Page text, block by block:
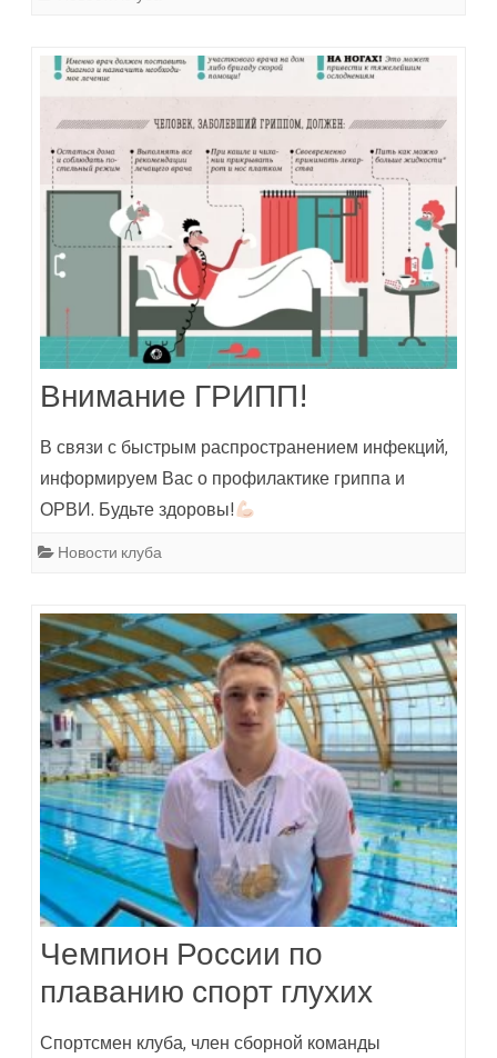
Внимание ГРИПП!
В связи с быстрым распространением инфекций,
информируем Вас о профилактике гриппа и
ОРВИ. Будьте здоровы!
Новости клуба
Чемпион России по
плаванию спорт глухих
Спортсмен клуба, член сборной команды